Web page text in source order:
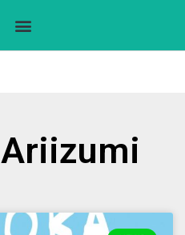
Ariizumi